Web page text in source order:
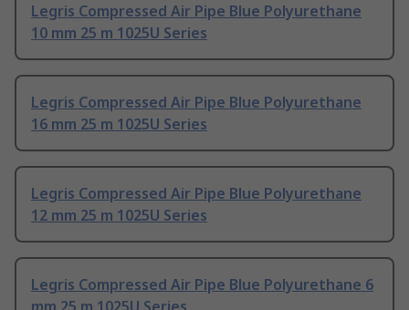
Legris Compressed Air Pipe Blue Polyurethane
10 mm 25 m 1025U Series
Legris Compressed Air Pipe Blue Polyurethane
16 mm 25 m 1025U Series
Legris Compressed Air Pipe Blue Polyurethane
12 mm 25 m 1025U Series
Legris Compressed Air Pipe Blue Polyurethane 6